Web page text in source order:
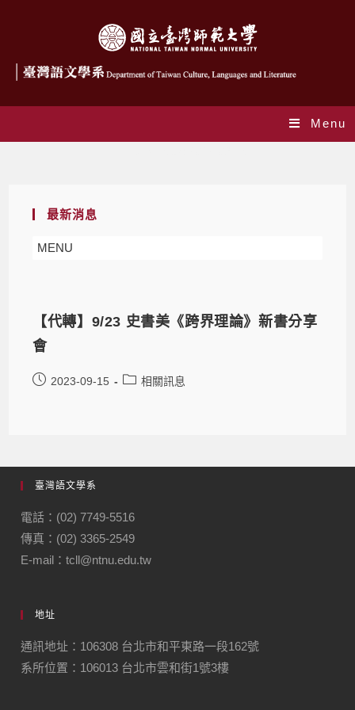
Menu
最新消息
MENU
【代轉】9/23 史書美《跨界理論》新書分享
會
2023-09-15 相關訊息
臺灣語文學系
電話：(02) 7749-5516
傳真：(02) 3365-2549
E-mail：tcll@ntnu.edu.tw
地址
通訊地址：106308 台北市和平東路一段162號
系所位置：106013 台北市雲和街1號3樓